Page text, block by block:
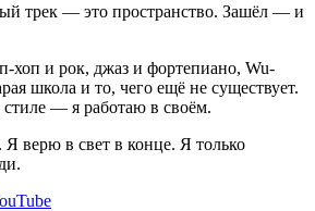
трек — это пространство. Зашёл — и
и рок, джаз и фортепиано, Wu-
школа и то, чего ещё не существует.
— я работаю в своём.
верю в свет в конце. Я только